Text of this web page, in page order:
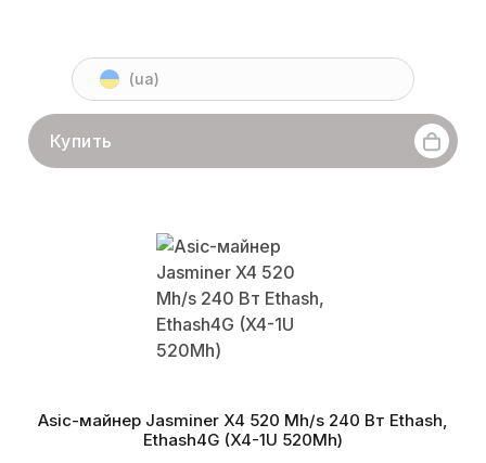
(ua)
Купить
Asic-майнер Jasminer X4 520 Mh/s 240 Вт Ethash,
Ethash4G (X4-1U 520Mh)